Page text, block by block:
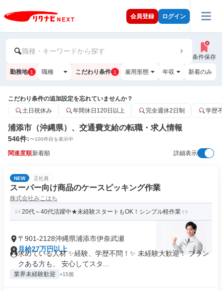
会員登録 ログイン
職種・キーワードから探す
条件保存
勤務地 1 職種 こだわり条件 1 雇用形態 年収 新着のみ
こだわり条件の追加設定を忘れていませんか？
土日祝休み
年間休日120日以上 完全週休2日制 学歴
浦添市（沖縄県）、交通費支給の転職・求人情報
546件1〜100件目を表示中
関連度順新着順 詳細表示
NEW 正社員
スーパー向け商品のケースピッキング作業
株式会社みこはち
20代～40代活躍中★未経験スタートもOK！シンプル軽作業
〒901-2128沖縄県浦添市伊奈武瀬
月給27万円以上
求めている人材 ✨経験、学歴不問！✨ 未経験大歓迎！ ブラン
クある方も、 安心してスタ...
業界未経験歓迎 +15個